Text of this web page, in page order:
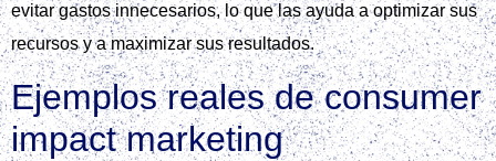
evitar gastos innecesarios, lo que las ayuda a optimizar sus
recursos y a maximizar sus resultados.
Ejemplos reales de consumer
impact marketing